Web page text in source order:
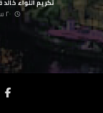
تكريم اللواء
٢٠ سبتمبر، ٢٠١٧